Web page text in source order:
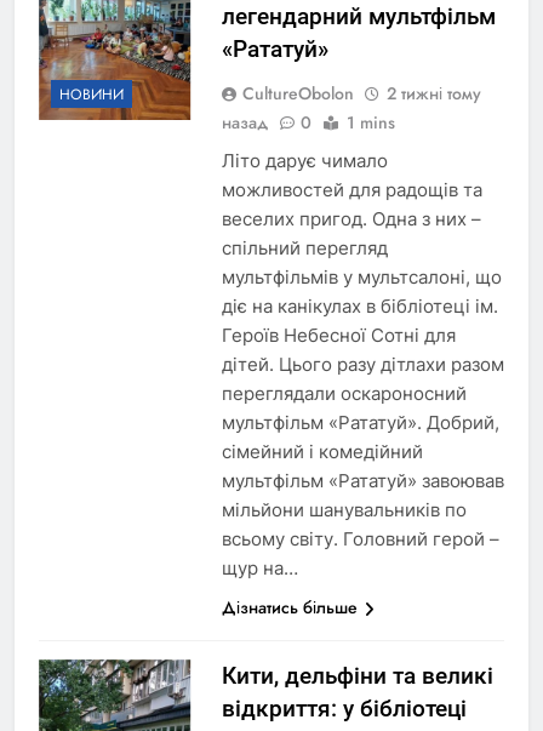
НОВИНИ
легендарний мультфільм
«Рататуй»
CultureObolon
2 тижні тому
назад
0 1 mins
Літо дарує чимало
можливостей для радощів та
веселих пригод. Одна з них –
спільний перегляд
мультфільмів у мультсалоні, що
діє на канікулах в бібліотеці ім.
Героїв Небесної Сотні для
дітей. Цього разу дітлахи разом
переглядали оскароносний
мультфільм «Рататуй». Добрий,
сімейний і комедійний
мультфільм «Рататуй» завоював
мільйони шанувальників по
всьому світу. Головний герой –
щур на…
Дізнатись більше
Кити, дельфіни та великі
відкриття: у бібліотеці